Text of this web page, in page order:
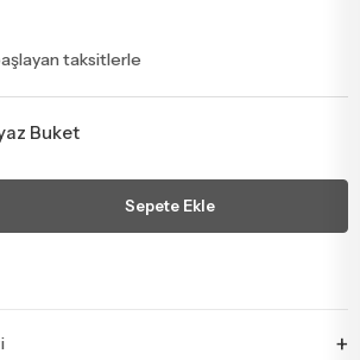
Çiçekleri
Buketi
taksitlerle
Buket
Sepete Ekle
+